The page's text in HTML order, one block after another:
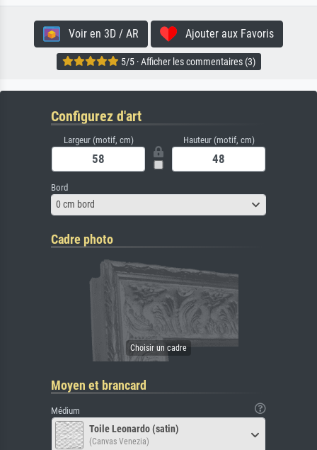
Voir en 3D / AR Ajouter aux Favoris
5/5 · Afficher les commentaires (3)
Configurez d'art
Largeur (motif, cm) Hauteur (motif, cm)
Bord
0 cm bord
Cadre photo
Moyen et brancard
Médium
Toile Leonardo (satin)
(Canvas Venezia)